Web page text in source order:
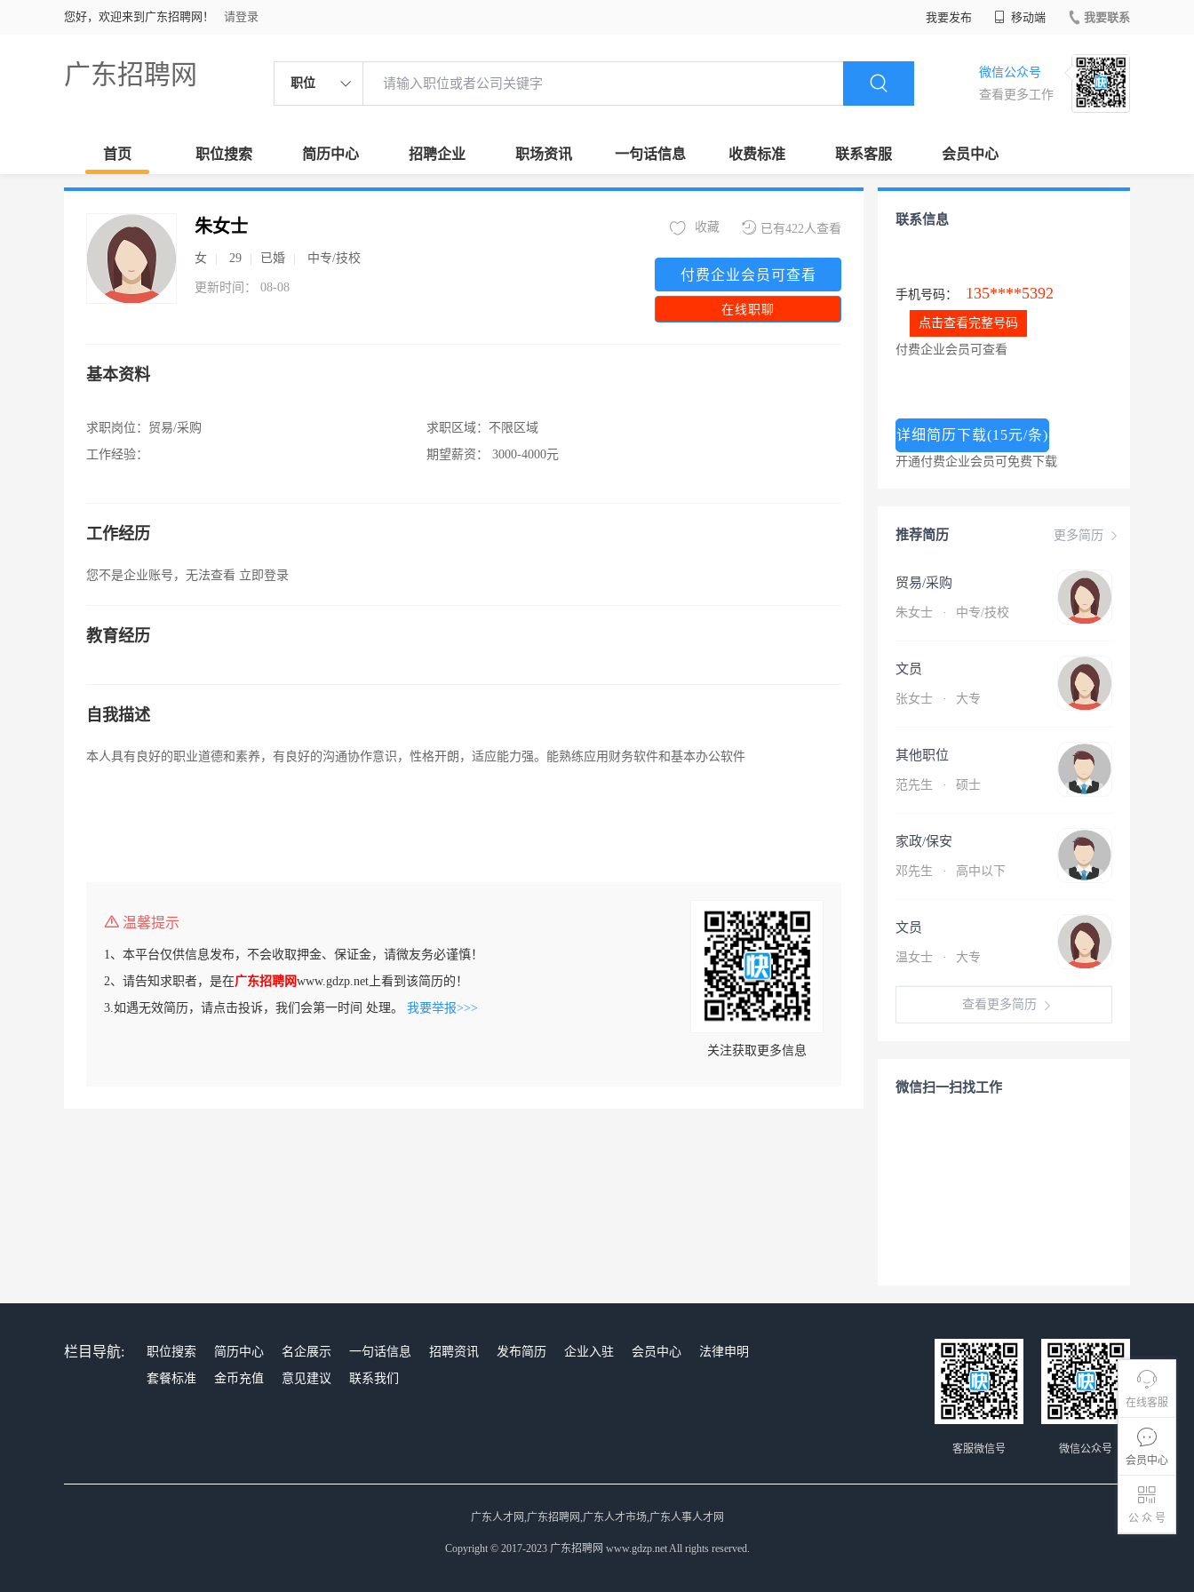
您好，欢迎来到广东招聘网！ 请登录 我要发布 移动端 我要联系
广东招聘网 职位
微信公众号
查看更多工作
首页 职位搜索 简历中心 招聘企业 职场资讯 一句话信息 收费标准 联系客服 会员中心
在线客服
会员中心
公 众 号
朱女士
女 29 已婚 中专/技校
更新时间： 08-08
已有422人查看
收藏
付费企业会员可查看
在线职聊
基本资料
求职岗位： 贸易/采购
工作经验：
求职区域： 不限区域
期望薪资：
3000-4000元
工作经历
您不是企业账号，无法查看 立即登录
教育经历
自我描述
本人具有良好的职业道德和素养，有良好的沟通协作意识，性格开朗，适应能力强。能熟练应用财务软件和基本办公软件
温馨提示
1、本平台仅供信息发布，不会收取押金、保证金，请微友务必谨慎！
2、请告知求职者，是在广东招聘网www.gdzp.net上看到该简历的！
3.如遇无效简历，请点击投诉，我们会第一时间 处理。 我要举报>>>
关注获取更多信息
联系信息
手机号码： 135****5392
点击查看完整号码
付费企业会员可查看
详细简历下载(15元/条)
开通付费企业会员可免费下载
更多简历
推荐简历
贸易/采购
朱女士 · 中专/技校
文员
张女士 · 大专
其他职位
范先生 · 硕士
家政/保安
邓先生 · 高中以下
文员
温女士 · 大专
查看更多简历
微信扫一扫找工作
栏目导航: 职位搜索 简历中心 名企展示 一句话信息 招聘资讯 发布简历 企业入驻 会员中心
法律申明
套餐标准
金币充值 意见建议 联系我们
微信公众号
客服微信号
广东人才网,广东招聘网,广东人才市场,广东人事人才网
Copyright © 2017-2023 广东招聘网 www.gdzp.net All rights reserved.